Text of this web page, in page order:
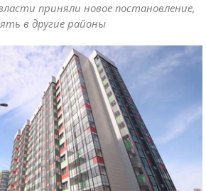
приняли новое постановление,
в другие районы